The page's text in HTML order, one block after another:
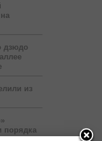
дзюдо
из
порядка